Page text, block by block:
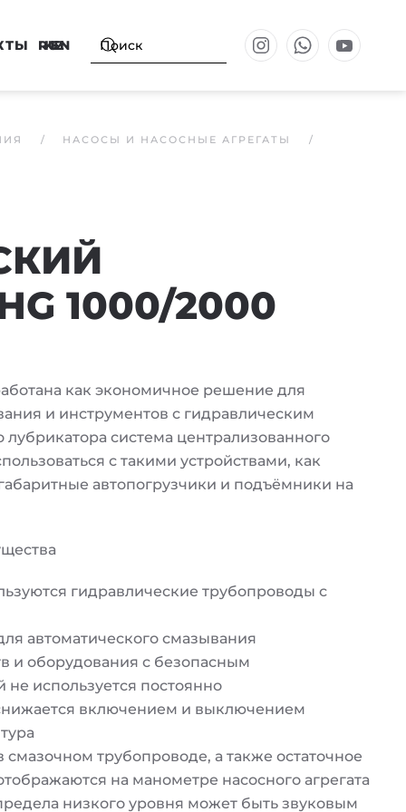
RU
KZ
EN
НАСОСЫ И НАСОСНЫЕ АГРЕГАТЫ
1000/2000
как экономичное решение для
и инструментов с гидравлическим
система централизованного
с такими устройствами, как
автопогрузчики и подъёмники на
гидравлические трубопроводы с
автоматического смазывания
и оборудования с безопасным
используется постоянно
включением и выключением
трубопроводе, а также остаточное
на манометре насосного агрегата
низкого уровня может быть звуковым